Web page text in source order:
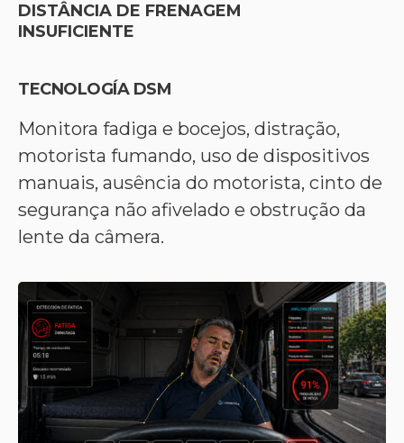
DISTÂNCIA DE FRENAGEM
INSUFICIENTE
TECNOLOGÍA DSM
Monitora fadiga e bocejos, distração,
motorista fumando, uso de dispositivos
manuais, ausência do motorista, cinto de
segurança não afivelado e obstrução da
lente da câmera.